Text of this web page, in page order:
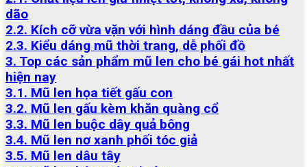
dão
2.2. Kích cỡ vừa vặn với hình dáng đầu của bé
2.3. Kiểu dáng mũ thời trang, dễ phối đồ
3. Top các sản phẩm mũ len cho bé gái hot nhất
hiện nay
3.1. Mũ len họa tiết gấu con
3.2. Mũ len gấu kèm khăn quàng cổ
3.3. Mũ len buộc dây quả bông
3.4. Mũ len nơ xanh phối tóc giả
3.5. Mũ len dâu tây